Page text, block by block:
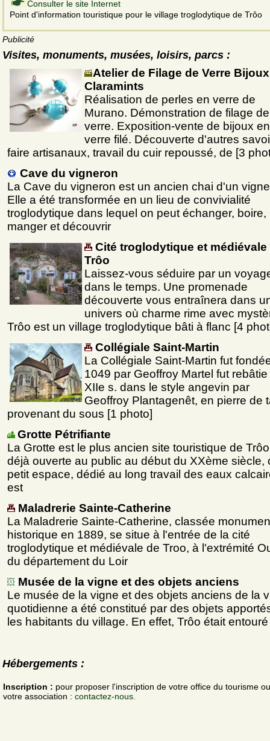
Consulter le site Internet
Point d'information touristique pour le village troglodytique de Trôo
Publicité
Visites, monuments, musées, loisirs, parcs :
Atelier de Filage de Verre Bijoux
Claramints
Réalisation de perles en verre de
Murano. Démonstration de filage de
verre. Exposition-vente de bijoux en
verre filé. Découverte d'autres
faire artisanaux, travail du cuir repoussé, de [3
Cave du vigneron
La Cave du vigneron est un ancien chai d'un
Elle a été transformée en un lieu de convivialité
troglodytique dans lequel on peut échanger, boire,
manger et découvrir
Cité troglodytique et médiévale
Trôo
Laissez-vous séduire par un
dans le temps. Une promenade
découverte vous entraînera dans
univers où charme rime avec
Trôo est un village troglodytique bâti à flanc [4
Collégiale Saint-Martin
La Collégiale Saint-Martin fut
1049 par Geoffroy Martel fut
XIIe s. dans le style angevin par
Geoffroy Plantagenêt, en pierre de
provenant du sous [1 photo]
Grotte Pétrifiante
La Grotte est le plus ancien site touristique de
déjà ouverte au public au début du XXème siècle,
petit espace, dédié au long travail des eaux
est
Maladrerie Sainte-Catherine
La Maladrerie Sainte-Catherine, classée
historique en 1889, se situe à l'entrée de la cité
troglodytique et médiévale de Troo, à l'extrémité
du département du Loir
Musée de la vigne et des objets anciens
Le musée de la vigne et des objets anciens de la
quotidienne a été constitué par des objets
les habitants du village. En effet, Trôo était entouré
Hébergements :
Inscription : pour proposer l'inscription de votre office du tourisme
votre association : contactez-nous.